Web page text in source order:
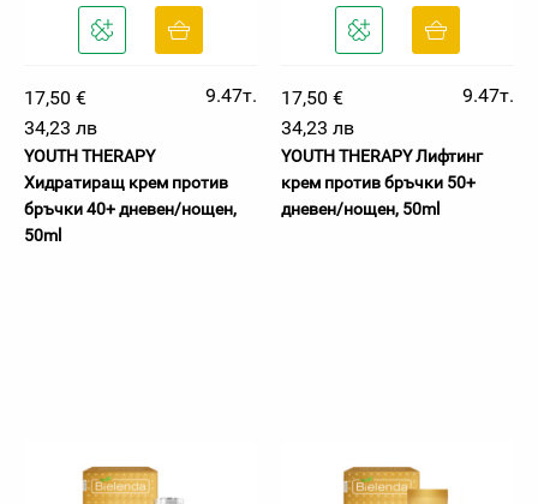
17,50 €
9.47т.
34,23 лв
YOUTH THERAPY
Хидратиращ крем против
бръчки 40+ дневен/нощен,
50ml
17,50 €
9.47т.
34,23 лв
YOUTH THERAPY Лифтинг
крем против бръчки 50+
дневен/нощен, 50ml